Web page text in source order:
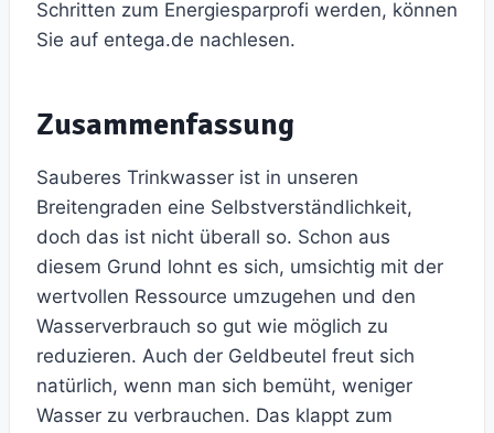
Schritten zum Energiesparprofi werden, können
Sie auf entega.de nachlesen.
Zusammenfassung
Sauberes Trinkwasser ist in unseren
Breitengraden eine Selbstverständlichkeit,
doch das ist nicht überall so. Schon aus
diesem Grund lohnt es sich, umsichtig mit der
wertvollen Ressource umzugehen und den
Wasserverbrauch so gut wie möglich zu
reduzieren. Auch der Geldbeutel freut sich
natürlich, wenn man sich bemüht, weniger
Wasser zu verbrauchen. Das klappt zum